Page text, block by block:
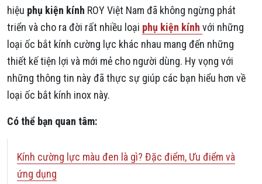
hiệu phụ kiện kính ROY Việt Nam đã không ngừng phát
triển và cho ra đời rất nhiều loại phụ kiện kính với những
loại ốc bắt kính cường lực khác nhau mang đến những
thiết kế tiện lợi và mới mẻ cho người dùng. Hy vọng với
những thông tin này đã thực sự giúp các bạn hiểu hơn về
loại ốc bắt kính inox này.
Có thể bạn quan tâm:
Kính cường lực màu đen là gì? Đặc điểm, Ưu điểm và
ứng dụng